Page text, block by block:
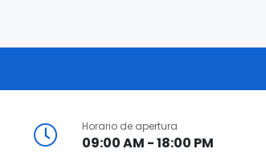
Horario de apertura
09:00 AM - 18:00 PM